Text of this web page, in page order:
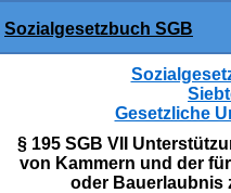
Sozialgesetzbuch SGB
Gesetzliche
§ 195 SGB VII
von Kammern und der
oder Bauerlaubnis